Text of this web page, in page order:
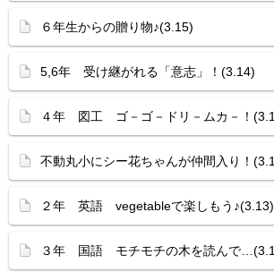
６年生からの贈り物♪(3.15)
5,6年 受け継がれる「意志」！(3.14)
４年 図工 ゴ－ゴ－ドリ－ムカ－！
不動丸小にシー花ちゃんが仲間入り！
２年 英語 vegetableで楽しもう♪(3.13)
３年 国語 モチモチの木を読んで